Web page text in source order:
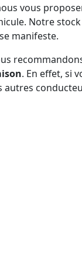
vous
Notre
manifeste.
. En effet, si
autres